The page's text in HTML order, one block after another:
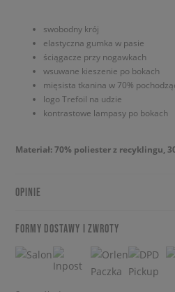
swobodny krój
elastyczna gumka w pasie
ściągacze przy nogawkach
wsuwane kieszenie po bokach
mięsista tkanina w 70%
logo Trefoil na udzie
kontrastowe lampasy po bokach
Materiał: 70% poliester z recyklingu,
OPINIE
FORMY DOSTAWY I ZWROTY